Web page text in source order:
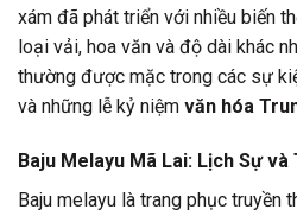
xám đã phát triển với nhiều biến
loại vải, hoa văn và độ dài khác
thường được mặc trong các sự
và những lễ kỷ niệm văn hóa
Baju Melayu Mã Lai: Lịch Sự và
Baju melayu là trang phục truyền